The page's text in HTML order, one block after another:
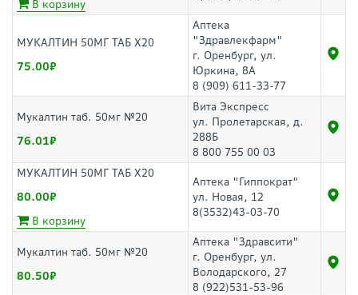
В корзину
МУКАЛТИН 50МГ ТАБ Х20
75.00
Аптека
"Здравлекфарм"
г. Оренбург, ул.
Юркина, 8А
8 (909) 611-33-77
Мукалтин таб. 50мг №20
76.01
Вита Экспресс
ул. Пролетарская, д.
288Б
8 800 755 00 03
МУКАЛТИН 50МГ ТАБ Х20
80.00
В корзину
Аптека "Гиппократ"
ул. Новая, 12
8(3532)43-03-70
Мукалтин таб. 50мг №20
80.50
Аптека "Здравсити"
г. Оренбург, ул.
Володарского, 27
8 (922)531-53-96